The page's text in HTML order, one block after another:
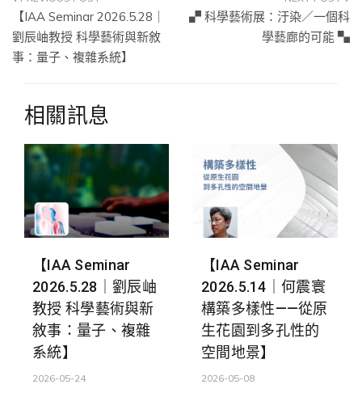
文
章
導
覽
【IAA Seminar 2026.5.28｜
劉辰岫教授 科學藝術與新敘
事：量子、複雜系統】
▞ 科學藝術展：汙染／一個科
學藝廊的可能 ▚
相關訊息
【IAA Seminar
2026.5.28｜劉辰岫
教授 科學藝術與新
敘事：量子、複雜
系統】
2026-05-24
【IAA Seminar
2026.5.14｜何震寰
構築多樣性——從原
生花園到多孔性的
空間地景】
2026-05-08